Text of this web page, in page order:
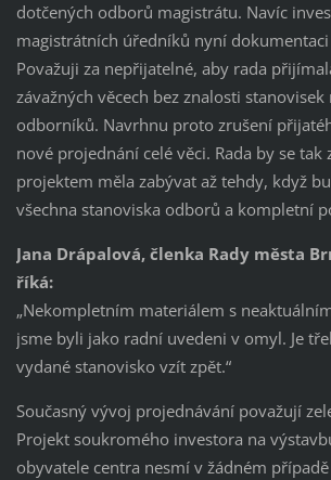
dotčených odborů magistrátu. Navíc
magistrátních úředníků nyní
Považuji za nepřijatelné, aby rada
závažných věcech bez znalosti
odborníků. Navrhnu proto zrušení
nové projednání celé věci. Rada by se tak
projektem měla zabývat až tehdy, když
všechna stanoviska odborů a kompletní
Jana Drápalová, členka Rady města
říká:
„Nekompletním materiálem s
jsme byli jako radní uvedeni v omyl. Je
vydané stanovisko vzít zpět.“
Současný vývoj projednávání považují
Projekt soukromého investora na
obyvatele centra nesmí v žádném